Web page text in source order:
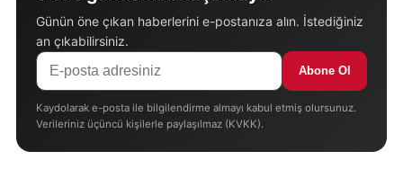
Günün öne çıkan haberlerini e-postanıza alın. İstediğiniz
an çıkabilirsiniz.
Abone Ol
Kaydolarak e-posta ile bilgilendirme almayı kabul etmiş olursunuz.
Verileriniz üçüncü kişilerle paylaşılmaz (KVKK).